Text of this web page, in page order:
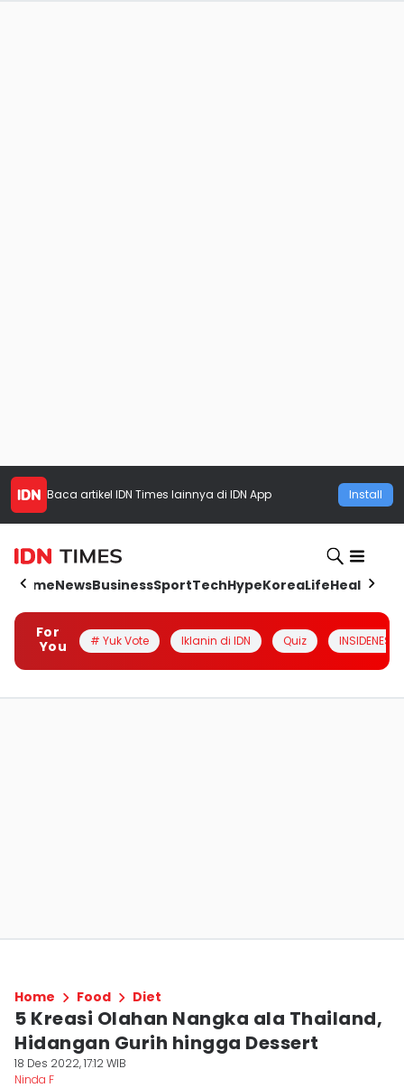
Baca artikel IDN Times lainnya di IDN App Install
HomeNewsBusinessSportTechHypeKoreaLifeHealth
For
You
# Yuk Vote Iklanin di IDN Quiz INSIDENESIA
Home Food Diet
5 Kreasi Olahan Nangka ala Thailand,
Hidangan Gurih hingga Dessert
18 Des 2022, 17:12 WIB
Ninda F